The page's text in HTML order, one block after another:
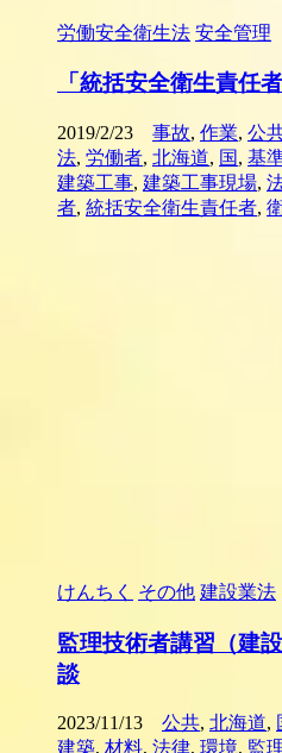
労働安全衛生法 安全管理
「統括安全衛生責任
2019/2/23 事故, 作業, 公
法, 労働者, 北海道, 国, 基
建築工事, 建築工事現場,
者, 統括安全衛生責任者,
けんちく その他 建設業法
監理技術者講習（建
談
2023/11/13 公共, 北海道,
建築, 材料, 法律, 環境, 監